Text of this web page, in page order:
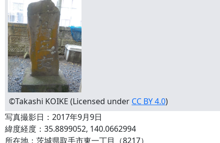
©Takashi KOIKE (Licensed under CC BY 4.0)
写真撮影日：2017年9月9日
緯度経度：35.8899052, 140.0662994
所在地：茨城県取手市東一丁目（8217）